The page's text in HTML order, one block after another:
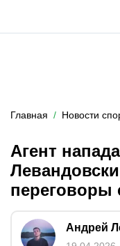
Главная Новости
Агент
переговоры
Андрей